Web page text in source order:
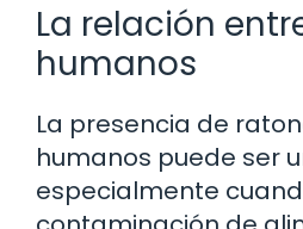
La relación
humanos
La presencia de
humanos puede ser
especialmente